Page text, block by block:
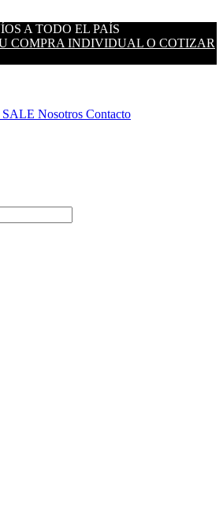
A TODO EL PAÍS
COMPRA INDIVIDUAL O COTIZAR
SALE Nosotros Contacto